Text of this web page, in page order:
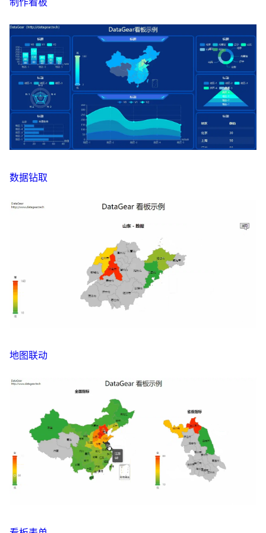
数据钻取
地图联动